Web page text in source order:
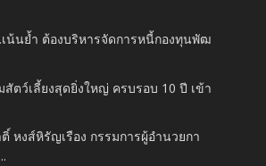
น้นย้ำ ต้องบริหารจัดการหนี้กองทุนพัฒ
สัตว์เลี้ยงสุดยิ่งใหญ่ ครบรอบ 10 ปี เข้า
หงส์หิรัญเรือง กรรมการผู้อำนวยกา